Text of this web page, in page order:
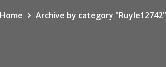
Home Archive by category "Ruyle12742"